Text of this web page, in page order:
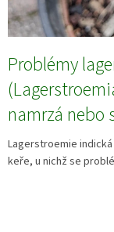
Problémy
namrzá nebo
Lagerstroemie
keře, u nichž se